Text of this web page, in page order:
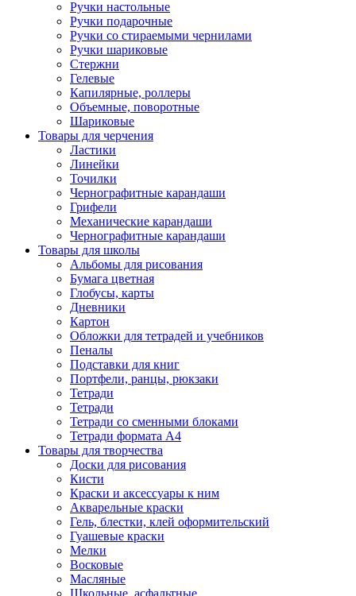
Ручки настольные
Ручки подарочные
Ручки со стираемыми чернилами
Ручки шариковые
Стержни
Гелевые
Капилярные, роллеры
Объемные, поворотные
Шариковые
Товары для черчения
Ластики
Линейки
Точилки
Чернографитные карандаши
Грифели
Механические карандаши
Чернографитные карандаши
Товары для школы
Альбомы для рисования
Бумага цветная
Глобусы, карты
Дневники
Картон
Обложки для тетрадей и учебников
Пеналы
Подставки для книг
Портфели, ранцы, рюкзаки
Тетради
Тетради
Тетради со сменными блоками
Тетради формата А4
Товары для творчества
Доски для рисования
Кисти
Краски и аксессуары к ним
Акварельные краски
Гель, блестки, клей оформительский
Гуашевые краски
Мелки
Восковые
Масляные